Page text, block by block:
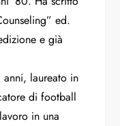
ed.
e già
anni, laureato in
di football
in una